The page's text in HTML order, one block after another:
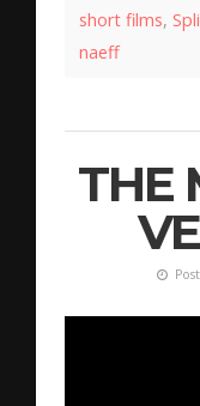
short films,
naeff
THE